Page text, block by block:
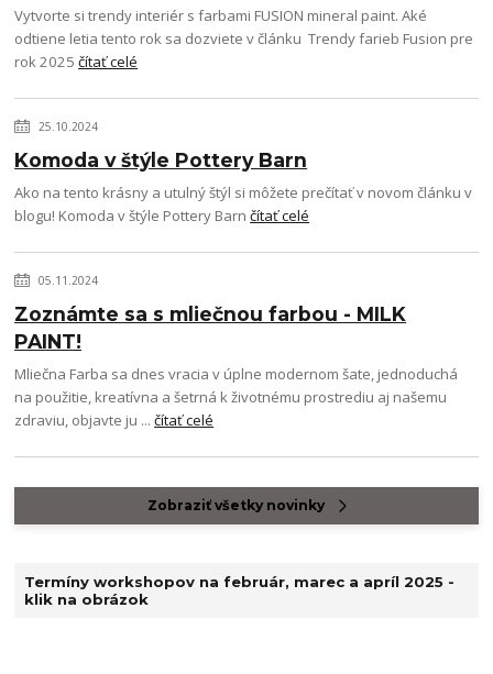
Vytvorte si trendy interiér s farbami FUSION mineral paint. Aké
odtiene letia tento rok sa dozviete v článku Trendy farieb Fusion pre
rok 2025čítať celé
25.10.2024
Komoda v štýle Pottery Barn
Ako na tento krásny a utulný štýl si môžete prečítať v novom článku v
blogu! Komoda v štýle Pottery Barnčítať celé
05.11.2024
Zoznámte sa s mliečnou farbou - MILK
PAINT!
Mliečna Farba sa dnes vracia v úplne modernom šate, jednoduchá
na použitie, kreatívna a šetrná k životnému prostrediu aj našemu
zdraviu, objavte ju ...čítať celé
Zobraziť všetky novinky
Termíny workshopov na február, marec a apríl 2025 -
klik na obrázok